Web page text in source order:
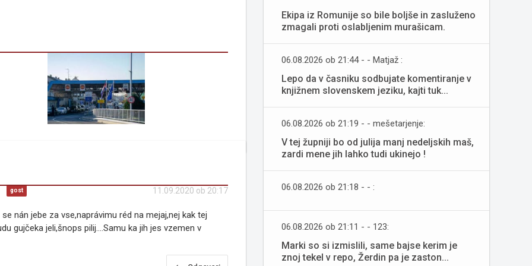
11.09.2020 ob 20:17
gost
nán jebe za vse,naprávimu réd na mejaj,nej kak tej
gujčeka jeli,šnops pilij....Samu ka jih jes vzemen v
Ekipa iz Romunije so bile boljše in zasluženo
zmagali proti oslabljenim murašicam.
06.08.2026 ob 21:44 - - Matjaž :
Lepo da v časniku sodbujate komentiranje v
knjižnem slovenskem jeziku, kajti tuk...
06.08.2026 ob 21:19 - - mešetarjenje:
V tej župniji bo od julija manj nedeljskih maš,
zardi mene jih lahko tudi ukinejo !
06.08.2026 ob 21:18 - - :
06.08.2026 ob 21:11 - - 123:
Marki so si izmislili, same bajse kerim je
znoj tekel v repo, Žerdin pa je zaston...